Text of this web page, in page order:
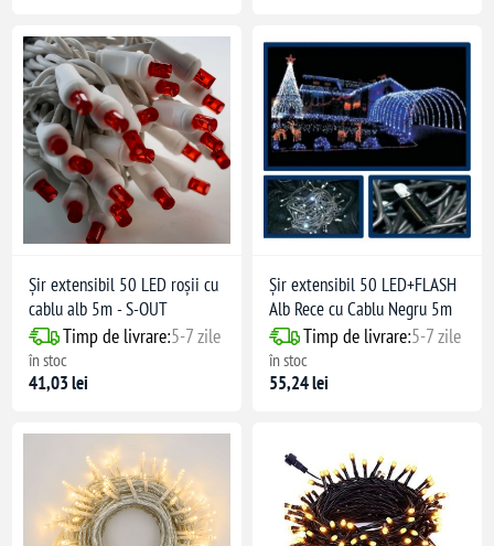
Șir extensibil 50 LED roșii cu
cablu alb 5m - S-OUT
Timp de livrare:5-7 zile
în stoc
41,03 lei
Șir extensibil 50 LED+FLASH
Alb Rece cu Cablu Negru 5m
Timp de livrare:5-7 zile
în stoc
55,24 lei